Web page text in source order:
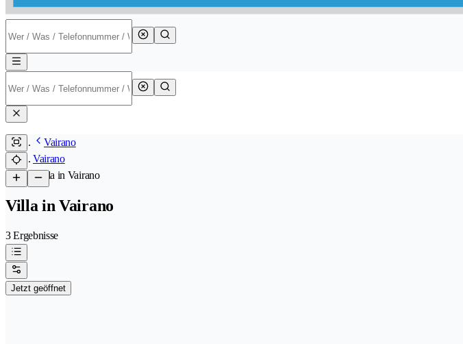
Vairano
Vairano
/Villa in Vairano
Villa in Vairano
3 Ergebnisse
Jetzt geöffnet